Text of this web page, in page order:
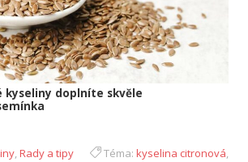
kyseliny doplníte skvěle
,Rady a tipy Téma: kyselina citronová,